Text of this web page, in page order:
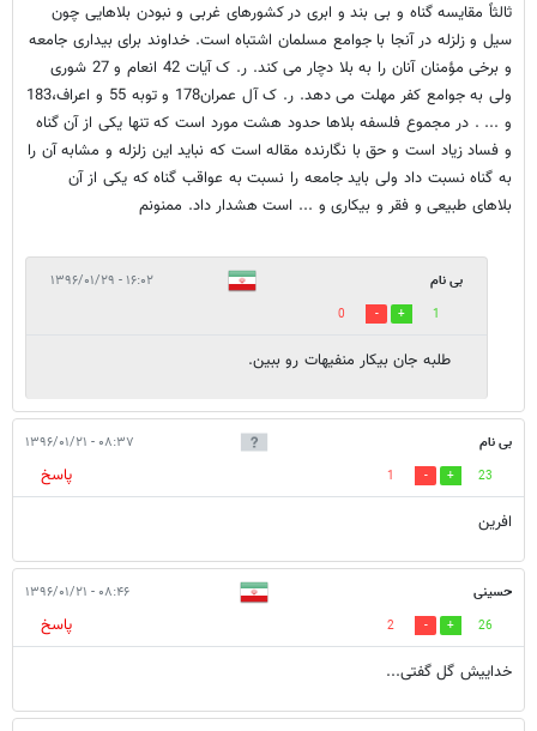
ثالثاً مقایسه گناه و بی بند و ابری در کشورهای غربی و نبودن بلاهایی چون
سیل و زلزله در آنجا با جوامع مسلمان اشتباه است. خداوند برای بیداری جامعه
و برخی مؤمنان آنان را به بلا دچار می کند. ر. ک آیات 42 انعام و 27 شوری
ولی به جوامع کفر مهلت می دهد. ر. ک آل عمران178 و توبه 55 و اعراف،183
و ... . در مجموع فلسفه بلاها حدود هشت مورد است که تنها یکی از آن گناه
و فساد زیاد است و حق با نگارنده مقاله است که نباید این زلزله و مشابه آن را
به گناه نسبت داد ولی باید جامعه را نسبت به عواقب گناه که یکی از آن
بلاهای طبیعی و فقر و بیکاری و ... است هشدار داد. ممنونم
بی نام ۱۶:۰۲ - ۱۳۹۶/۰۱/۲۹
1
0
طلبه جان بیکار منفیهات رو ببین.
بی نام ۰۸:۳۷ - ۱۳۹۶/۰۱/۲۱
23
1
پاسخ
افرین
حسینی ۰۸:۴۶ - ۱۳۹۶/۰۱/۲۱
26
2
پاسخ
خداییش گل گفتی...